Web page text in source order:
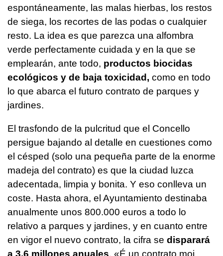
espontáneamente, las malas hierbas, los restos
de siega, los recortes de las podas o cualquier
resto. La idea es que parezca una alfombra
verde perfectamente cuidada y en la que se
emplearán, ante todo, productos biocidas
ecológicos y de baja toxicidad, como en todo
lo que abarca el futuro contrato de parques y
jardines.
El trasfondo de la pulcritud que el Concello
persigue bajando al detalle en cuestiones como
el césped (solo una pequeña parte de la enorme
madeja del contrato) es que la ciudad luzca
adecentada, limpia y bonita. Y eso conlleva un
coste. Hasta ahora, el Ayuntamiento destinaba
anualmente unos 800.000 euros a todo lo
relativo a parques y jardines, y en cuanto entre
en vigor el nuevo contrato, la cifra se disparará
a 3,6 millones anuales. «É un contrato moi